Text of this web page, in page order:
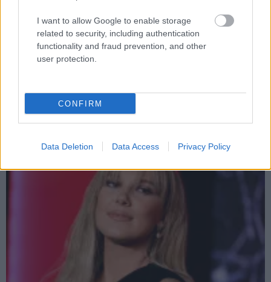
I want to allow Google to enable storage
related to security, including authentication
functionality and fraud prevention, and other
user protection.
CONFIRM
Data Deletion Data Access Privacy Policy
A Russo testvérek szívesen megrendeznék álmaik
Álmuk sokkal hatalmasabb lenne, mint a Bosszúállók:
Végtelen háború, vagy akár a Végjáték.